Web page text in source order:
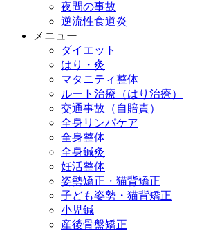
夜間の事故
逆流性食道炎
メニュー
ダイエット
はり・灸
マタニティ整体
ルート治療（はり治療）
交通事故（自賠責）
全身リンパケア
全身整体
全身鍼灸
妊活整体
姿勢矯正・猫背矯正
子ども姿勢・猫背矯正
小児鍼
産後骨盤矯正